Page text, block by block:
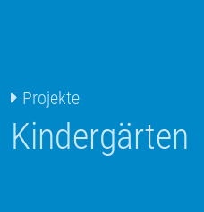
Projekte
Kindergärten